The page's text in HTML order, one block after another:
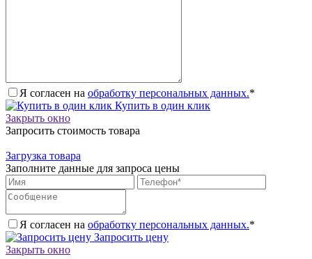
Я согласен на обработку персональных данных.*
Купить в один клик
Закрыть окно
Запросить стоимость товара
Загрузка товара
Заполните данные для запроса цены
Я согласен на обработку персональных данных.*
Запросить цену
Закрыть окно